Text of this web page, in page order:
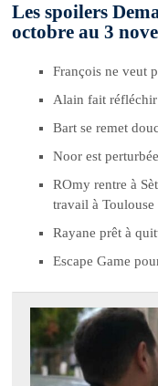
Les spoilers
octobre au 3
François ne veut
Alain fait
Bart se remet
Noor est
ROmy rentre à
travail à Toulouse
Rayane prêt à
Escape Game